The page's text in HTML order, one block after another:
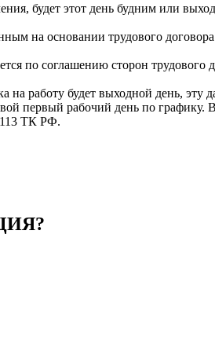
будет этот день будним или
на основании трудового
по соглашению сторон трудового
работу будет выходной день, эту
первый рабочий день по
113 ТК РФ.